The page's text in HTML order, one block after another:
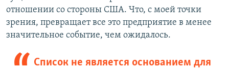
отношении со стороны США. Что, с моей точки
зрения, превращает все это предприятие в менее
значительное событие, чем ожидалось.
Список не является основанием для